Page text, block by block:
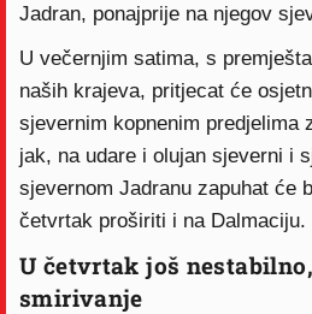
Jadran, ponajprije na njegov
U večernjim satima, s
naših krajeva, pritjecat će
sjevernim kopnenim predjelima
jak, na udare i olujan sjeverni i
sjevernom Jadranu zapuhat će
četvrtak proširiti i na Dalmaciju.
U četvrtak još
smirivanje